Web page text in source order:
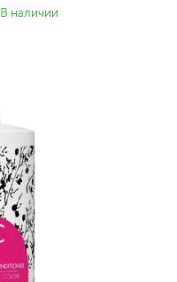
В наличии